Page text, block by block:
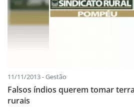
11/11/2013 - Gestão
Falsos índios querem tomar
rurais